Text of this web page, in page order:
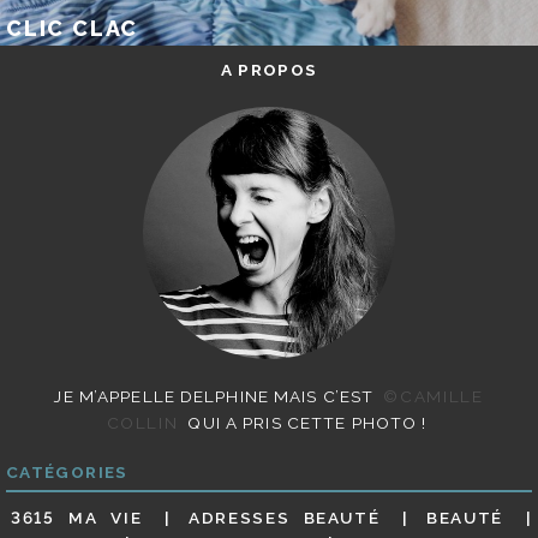
CLIC CLAC
A PROPOS
JE M’APPELLE DELPHINE MAIS C’EST
©CAMILLE
COLLIN
QUI A PRIS CETTE PHOTO !
CATÉGORIES
3615 MA VIE ADRESSES BEAUTÉ
BEAUTÉ